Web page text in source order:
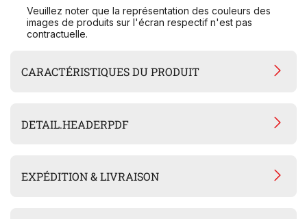
Veuillez noter que la représentation des couleurs des
images de produits sur l'écran respectif n'est pas
contractuelle.
CARACTÉRISTIQUES DU PRODUIT
DETAIL.HEADERPDF
EXPÉDITION & LIVRAISON